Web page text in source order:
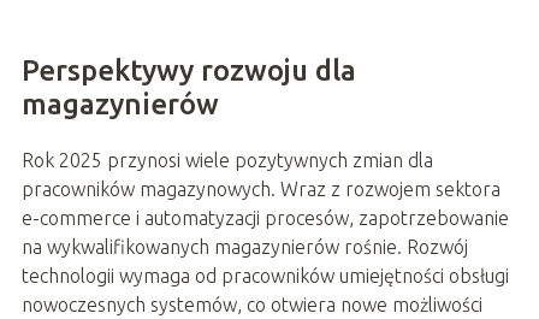
Perspektywy rozwoju dla
magazynierów
Rok 2025 przynosi wiele pozytywnych zmian dla
pracowników magazynowych. Wraz z rozwojem sektora
e-commerce i automatyzacji procesów, zapotrzebowanie
na wykwalifikowanych magazynierów rośnie. Rozwój
technologii wymaga od pracowników umiejętności obsługi
nowoczesnych systemów, co otwiera nowe możliwości